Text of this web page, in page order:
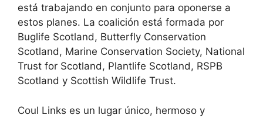
está trabajando en conjunto para oponerse a
estos planes. La coalición está formada por
Buglife Scotland, Butterfly Conservation
Scotland, Marine Conservation Society, National
Trust for Scotland, Plantlife Scotland, RSPB
Scotland y Scottish Wildlife Trust.
Coul Links es un lugar único, hermoso y